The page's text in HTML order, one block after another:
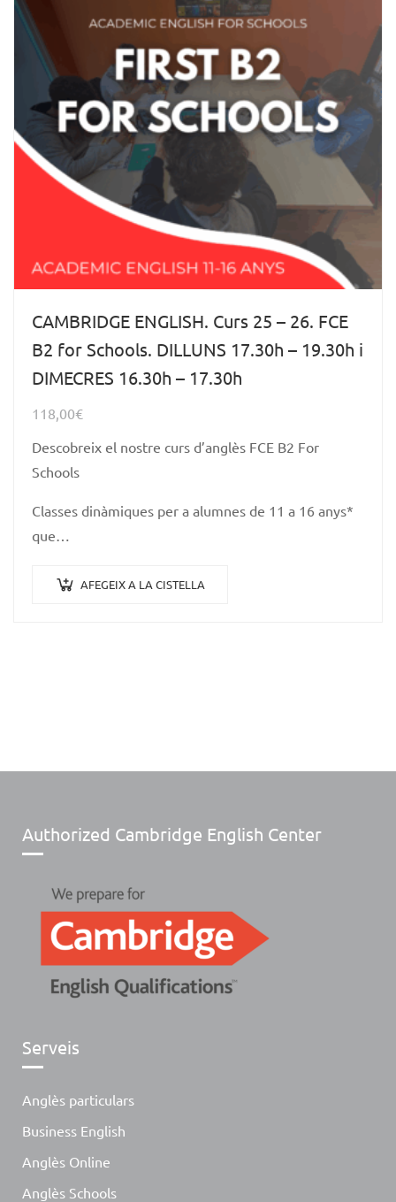
CAMBRIDGE ENGLISH. Curs 25 – 26. FCE
B2 for Schools. DILLUNS 17.30h – 19.30h i
DIMECRES 16.30h – 17.30h
118,00€
Descobreix el nostre curs d’anglès FCE B2 For
Schools
Classes dinàmiques per a alumnes de 11 a 16 anys*
que…
AFEGEIX A LA CISTELLA
Authorized Cambridge English Center
Serveis
Anglès particulars
Business English
Anglès Online
Anglès Schools